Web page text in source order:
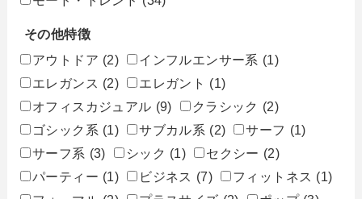
その他特徴
アウトドア (2) インフルエンサー系 (1)
エレガンス (2) エレガント (1)
オフィスカジュアル (9) クラシック (2)
ゴシック系 (1) サブカル系 (2) サーフ (1)
サーフ系 (3) シック (1) セクシー (2)
パーティー (1) ビジネス (7) フィットネス (1)